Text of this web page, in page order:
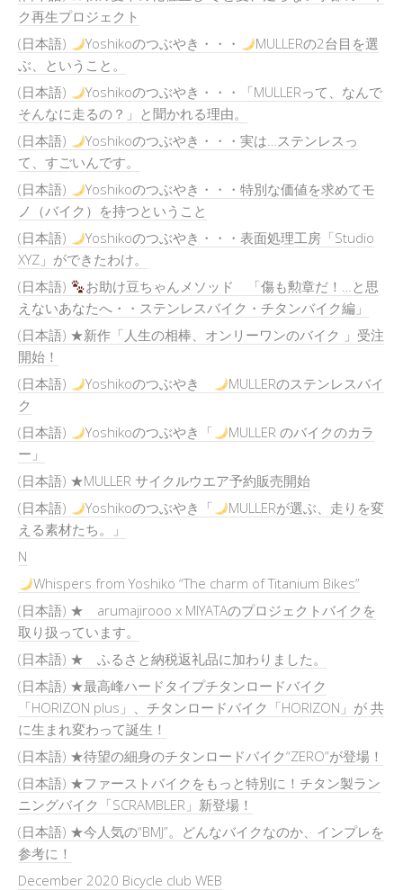
ク再生プロジェクト
(日本語)
Yoshikoのつぶやき・・・
MULLERの2台目を選
ぶ、ということ。
(日本語)
Yoshikoのつぶやき・・・「MULLERって、なんで
そんなに走るの？」と聞かれる理由。
(日本語)
Yoshikoのつぶやき・・・実は…ステンレスっ
て、すごいんです。
(日本語)
Yoshikoのつぶやき・・・特別な価値を求めてモ
ノ（バイク）を持つということ
(日本語)
Yoshikoのつぶやき・・・表面処理工房「Studio
XYZ」ができたわけ。
(日本語)
お助け豆ちゃんメソッド 「傷も勲章だ！…と思
えないあなたへ・・ステンレスバイク・チタンバイク編」
(日本語) ★新作「人生の相棒、オンリーワンのバイク 」受注
開始！
(日本語)
Yoshikoのつぶやき
MULLERのステンレスバイ
ク
(日本語)
Yoshikoのつぶやき「
MULLER のバイクのカラ
ー」
(日本語) ★MULLER サイクルウエア予約販売開始
(日本語)
Yoshikoのつぶやき「
MULLERが選ぶ、走りを変
える素材たち。」
N
Whispers from Yoshiko “The charm of Titanium Bikes”
(日本語) ★ arumajirooo x MIYATAのプロジェクトバイクを
取り扱っています。
(日本語) ★ ふるさと納税返礼品に加わりました。
(日本語) ★最高峰ハードタイプチタンロードバイク
「HORIZON plus」、チタンロードバイク「HORIZON」が 共
に生まれ変わって誕生！
(日本語) ★待望の細身のチタンロードバイク“ZERO”が登場！
(日本語) ★ファーストバイクをもっと特別に！チタン製ラン
ニングバイク「SCRAMBLER」新登場！
(日本語) ★今人気の“BMJ”。どんなバイクなのか、インプレを
参考に！
December 2020 Bicycle club WEB